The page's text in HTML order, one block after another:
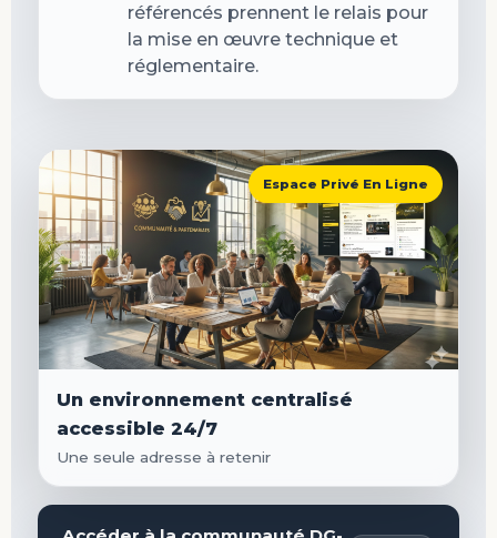
référencés prennent le relais pour
la mise en œuvre technique et
réglementaire.
Un environnement centralisé
accessible 24/7
Une seule adresse à retenir
Espace Privé En Ligne